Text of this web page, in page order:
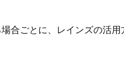
合ごとに、レインズの活用